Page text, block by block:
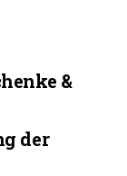
&
der